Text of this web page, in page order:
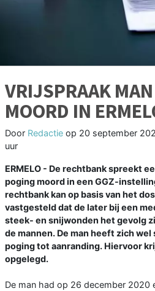
VRIJSPRAAK
MOORD IN
Door Redactie op 20 september
uur
ERMELO - De rechtbank spreekt
poging moord in een GGZ-
rechtbank kan op basis van het
vastgesteld dat de later bij een
steek- en snijwonden het gevolg
de mannen. De man heeft zich wel
poging tot aanranding. Hiervoor
opgelegd.
De man had op 26 december 2020